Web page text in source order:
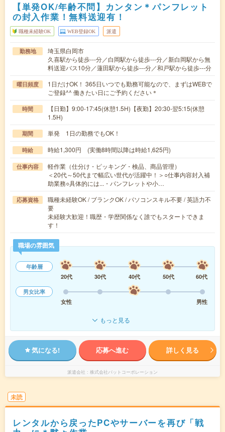
【単発OK/年齢不問】カンタン＊パンフレット
の封入作業！無料送迎有！
職種未経験OK WEB登録OK 派遣
勤務地
埼玉県白岡市
久喜駅から徒歩---分／白岡駅から徒歩---分／新白岡駅から無
料送迎バス10分／蓮田駅から徒歩---分／和戸駅から徒歩---分
曜日頻度
1日だけOK！ 365日いつでも勤務可能なので、まずはWEBで
ご登録^^ 働きたい日にご予約ください＊
時間
【日勤】9:00-17:45(休憩1.5H)【夜勤】20:30-翌5:15(休憩
1.5H)
期間 単発 1日の勤務でもOK！
時給 時給1,300円 (実働8時間以降は時給1,625円)
仕事内容
軽作業（仕分け・ピッキング・検品、商品管理）
＜20代～50代まで幅広い世代が活躍中！＞○仕事内容封入補
助業務○具体的には...・パンフレットや小…
応募資格
職種未経験OK / ブランクOK / パソコンスキル不要 / 英語力不
要
未経験大歓迎！職歴・学歴関係なく誰でもスタートできま
す！
職場の雰囲気
年齢層
20代
30代 40代 50代
60代
男女比率
女性
男性
もっと見る
気になる! 応募へ進む 詳しく見る
派遣会社 株式会社パットコーポレーション
未読
レンタルから戻ったPCやサーバーを再び「戦